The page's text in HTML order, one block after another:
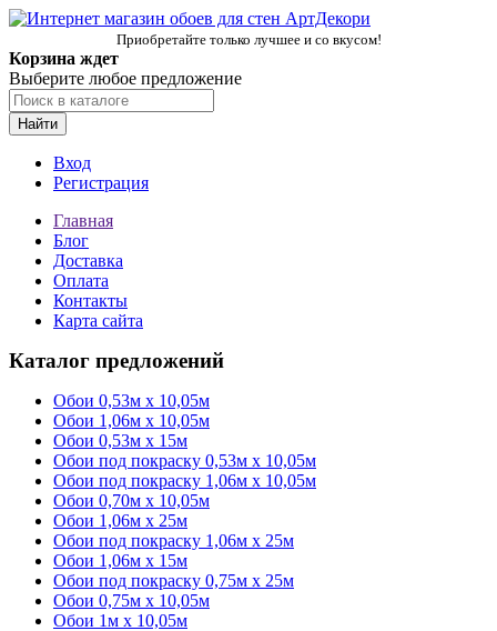
Приобретайте только лучшее и со вкусом!
Корзина ждет
Выберите любое предложение
Найти
Вход
Регистрация
Главная
Блог
Доставка
Оплата
Контакты
Карта сайта
Каталог предложений
Обои 0,53м x 10,05м
Обои 1,06м х 10,05м
Обои 0,53м x 15м
Обои под покраску 0,53м x 10,05м
Обои под покраску 1,06м х 10,05м
Обои 0,70м x 10,05м
Обои 1,06м x 25м
Обои под покраску 1,06м x 25м
Обои 1,06м x 15м
Обои под покраску 0,75м x 25м
Обои 0,75м x 10,05м
Обои 1м х 10,05м